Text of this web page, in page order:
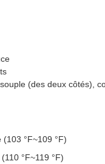
(des deux côtés),
°F~109 °F)
°F~119 °F)